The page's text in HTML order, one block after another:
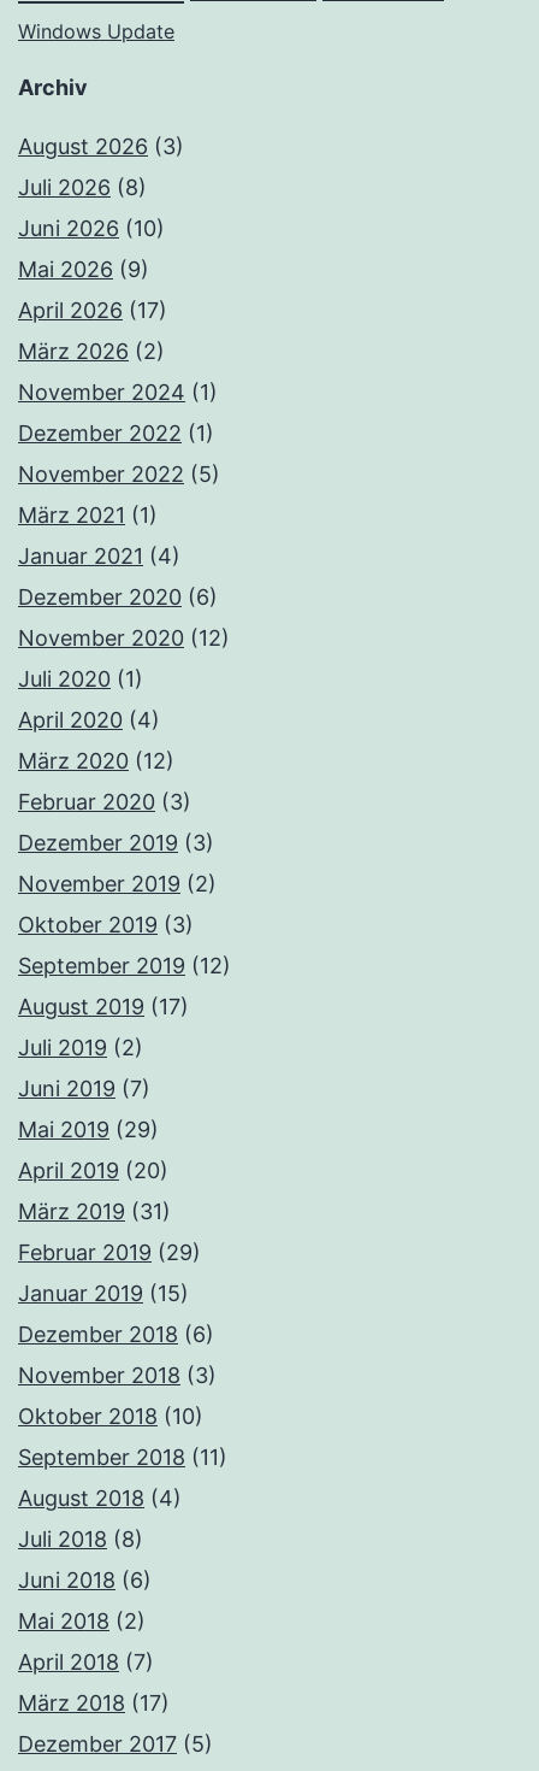
Windows Update
Archiv
August 2026 (3)
Juli 2026 (8)
Juni 2026 (10)
Mai 2026 (9)
April 2026 (17)
März 2026 (2)
November 2024 (1)
Dezember 2022 (1)
November 2022 (5)
März 2021 (1)
Januar 2021 (4)
Dezember 2020 (6)
November 2020 (12)
Juli 2020 (1)
April 2020 (4)
März 2020 (12)
Februar 2020 (3)
Dezember 2019 (3)
November 2019 (2)
Oktober 2019 (3)
September 2019 (12)
August 2019 (17)
Juli 2019 (2)
Juni 2019 (7)
Mai 2019 (29)
April 2019 (20)
März 2019 (31)
Februar 2019 (29)
Januar 2019 (15)
Dezember 2018 (6)
November 2018 (3)
Oktober 2018 (10)
September 2018 (11)
August 2018 (4)
Juli 2018 (8)
Juni 2018 (6)
Mai 2018 (2)
April 2018 (7)
März 2018 (17)
Dezember 2017 (5)